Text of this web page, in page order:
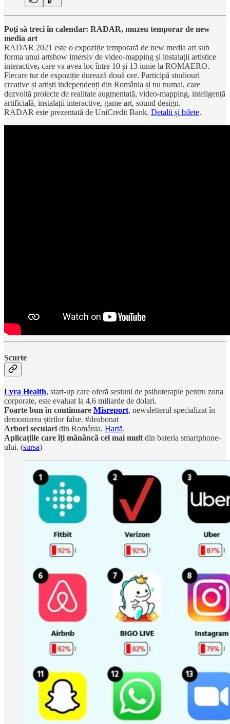
Poți să treci în calendar: RADAR, muzeu temporar de new
media art
RADAR 2021 este o expoziție temporară de new media art sub
forma unui artshow imersiv de video-mapping și instalații artistice
interactive, care va avea loc între 10 și 13 iunie la ROMAERO.
Fiecare tur de expoziție durează două ore. Participă studiouri
creative și artiști independenți din România și nu numai, care
dezvoltă proiecte de realitate augmentată, video-mapping, inteligență
artificială, instalații interactive, game art, sound design.
RADAR este prezentată de UniCredit Bank. Detalii și bilete.
Scurte
Lyra Health, start-up care oferă sesiuni de psihoterapie pentru zona
corporate, este evaluat la 4,6 miliarde de dolari.
Foarte bun în continuare Misreport, newsletterul specializat în
demontarea știrilor false. #deabonat
Arbori seculari din România. Hartă.
Aplicațiile care îți mănâncă cel mai mult din bateria smartphone-
ului. (sursa)